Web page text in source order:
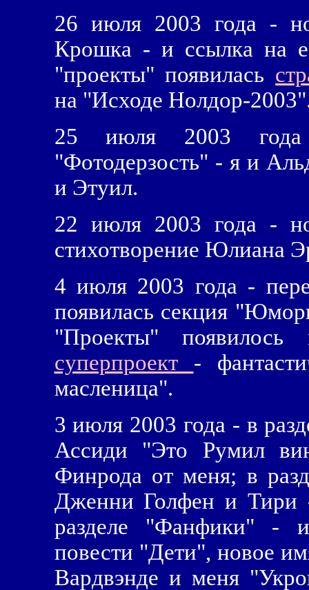
26 июля 2003 года -
Крошка - и ссылка на
"проекты" появилась
на "Исходе Нолдор-
25 июля 2003 года
"Фотодерзость" - я и
и Этуил.
22 июля 2003 года -
стихотворение Юлиана
4 июля 2003 года -
появилась секция
"Проекты"
суперпроект -
масленица".
3 июля 2003 года - в
Ассиди "Это Румил
Финрода от меня; в
Дженни Голфен и Тири
разделе "Фанфики" -
повести "Дети", новое
Вардвэнде и меня